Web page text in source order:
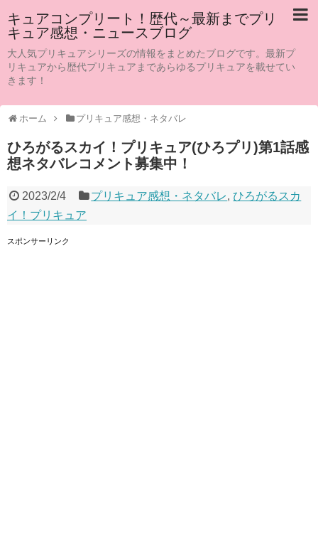
キュアコンプリート！歴代～最新までプリ
キュア感想・ニュースブログ
大人気プリキュアシリーズの情報をまとめたブログです。最新プ
リキュアから歴代プリキュアまであらゆるプリキュアを載せてい
きます！
ホーム プリキュア感想・ネタバレ
ひろがるスカイ！プリキュア(ひろプリ)第1話感
想ネタバレコメント募集中！
2023/2/4 プリキュア感想・ネタバレ,ひろがるスカ
イ！プリキュア
スポンサーリンク